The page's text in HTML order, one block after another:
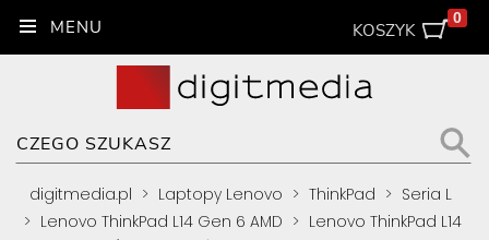
KOSZYK
0
digitmedia.pl > Laptopy Lenovo > ThinkPad > Seria L
> Lenovo ThinkPad L14 Gen 6 AMD > Lenovo ThinkPad L14